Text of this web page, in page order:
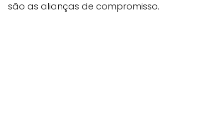
são as alianças de compromisso.